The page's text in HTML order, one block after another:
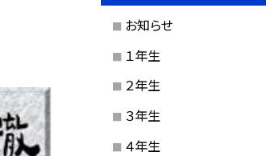
お知らせ
１年生
２年生
３年生
４年生